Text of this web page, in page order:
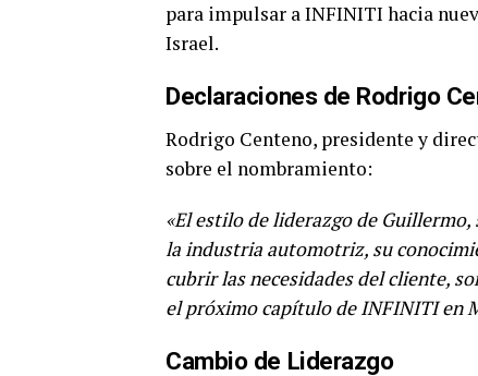
para impulsar a INFINITI hacia
Israel.
Declaraciones de Rodrigo
Rodrigo Centeno, presidente y
sobre el nombramiento:
«El estilo de liderazgo de
la industria automotriz, su
cubrir las necesidades del cliente,
el próximo capítulo de INFINITI en
Cambio de Liderazgo